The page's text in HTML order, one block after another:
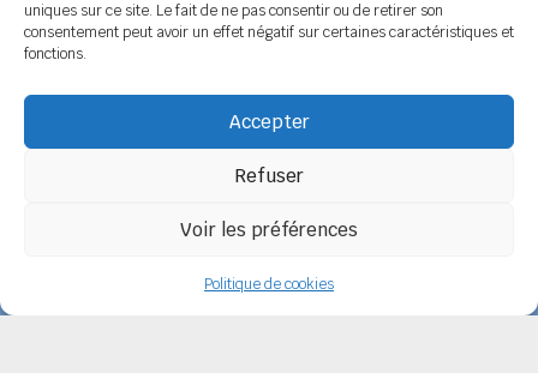
uniques sur ce site. Le fait de ne pas consentir ou de retirer son
consentement peut avoir un effet négatif sur certaines caractéristiques et
fonctions.
Accepter
Refuser
Voir les préférences
Politique de cookies
Siège social6 rue de Tolbiac - 37100 TOURS
Tél. 02 47 51 89 78 / 06 08 86 79 50
SecrétariatBP 14 - 79800 LA MOTHE SAINT HERAY
Tél. 05 49 04 91 45 / 06 14 12 56 26
Mentions légales | Politique de confidentialité